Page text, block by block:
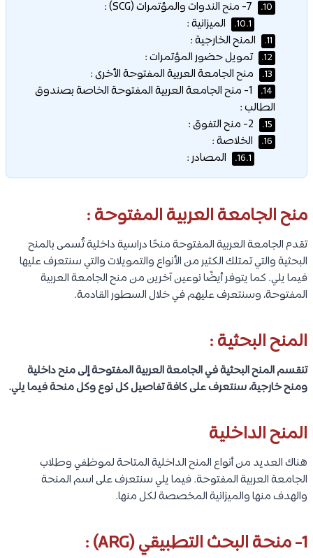
10.
10.1. الميزانية :
11. المنح الخارجية :
12. تمويل حضور المؤتمرات :
13. منح الجامعة العربية المفتوحة الأخرى :
14.
1- منح الجامعة العربية المفتوحة الخاصة بصندوق
الطالب :
15.
16. الخلاصة :
16.1. المصادر :
منح الجامعة العربية المفتوحة :
تقدم الجامعة العربية المفتوحة منحًا دراسية داخلية تُسمى بالمنح
البحثية والتي تمتلك الكثير من الأنواع والتمويلات والتي سنتعرف عليها
فيما يلي. كما يتوفر أيضًا نوعين آخرين من منح الجامعة العربية
المفتوحة، وسنتعرف عليهم في خلال السطور القادمة.
المنح البحثية :
تنقسم المنح البحثية في الجامعة العربية المفتوحة إلى منح داخلية
ومنح خارجية، سنتعرف على كافة تفاصيل كل نوع وكل منحة فيما يلي.
المنح الداخلية
هناك العديد من أنواع المنح الداخلية المتاحة لموظفي وطلاب
الجامعة العربية المفتوحة. فيما يلي سنتعرف على اسم المنحة
والهدف منها والميزانية المخصصة لكل منها.
1- منحة البحث التطبيقي (ARG) :